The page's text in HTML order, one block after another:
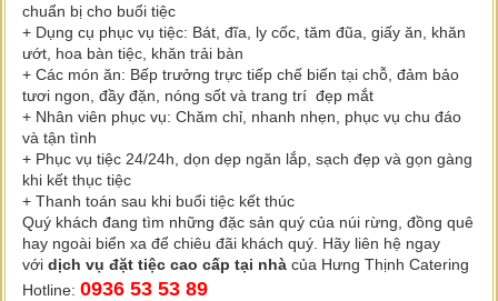
chuẩn bị cho buổi tiệc
+ Dụng cụ phục vụ tiệc: Bát, đĩa, ly cốc, tăm đũa, giấy ăn, khăn
ướt, hoa bàn tiệc, khăn trải bàn
+ Các món ăn: Bếp trưởng trực tiếp chế biến tại chỗ, đảm bảo
tươi ngon, đầy đặn, nóng sốt và trang trí đẹp mắt
+ Nhân viên phục vụ: Chăm chỉ, nhanh nhẹn, phục vụ chu đáo
và tận tình
+ Phục vụ tiệc 24/24h, dọn dẹp ngăn lắp, sạch đẹp và gọn gàng
khi kết thục tiệc
+ Thanh toán sau khi buổi tiệc kết thúc
Quý khách đang tìm những đặc sản quý của núi rừng, đồng quê
hay ngoài biển xa để chiêu đãi khách quý. Hãy liên hệ ngay
với dịch vụ đặt tiệc cao cấp tại nhà của Hưng Thịnh Catering
Hotline: 0936 53 53 89